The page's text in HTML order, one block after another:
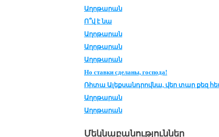
Աղոթարան
Ո՞վ է նա
Աղոթարան
Աղոթարան
Աղոթարան
Но ставки сде­ла­ны, госпо­да!
Ռի­տա Ա­լեք­սանդ­րով­նա, վեր տար քեզ
Աղոթարան
Աղոթարան
Մեկնաբանություններ